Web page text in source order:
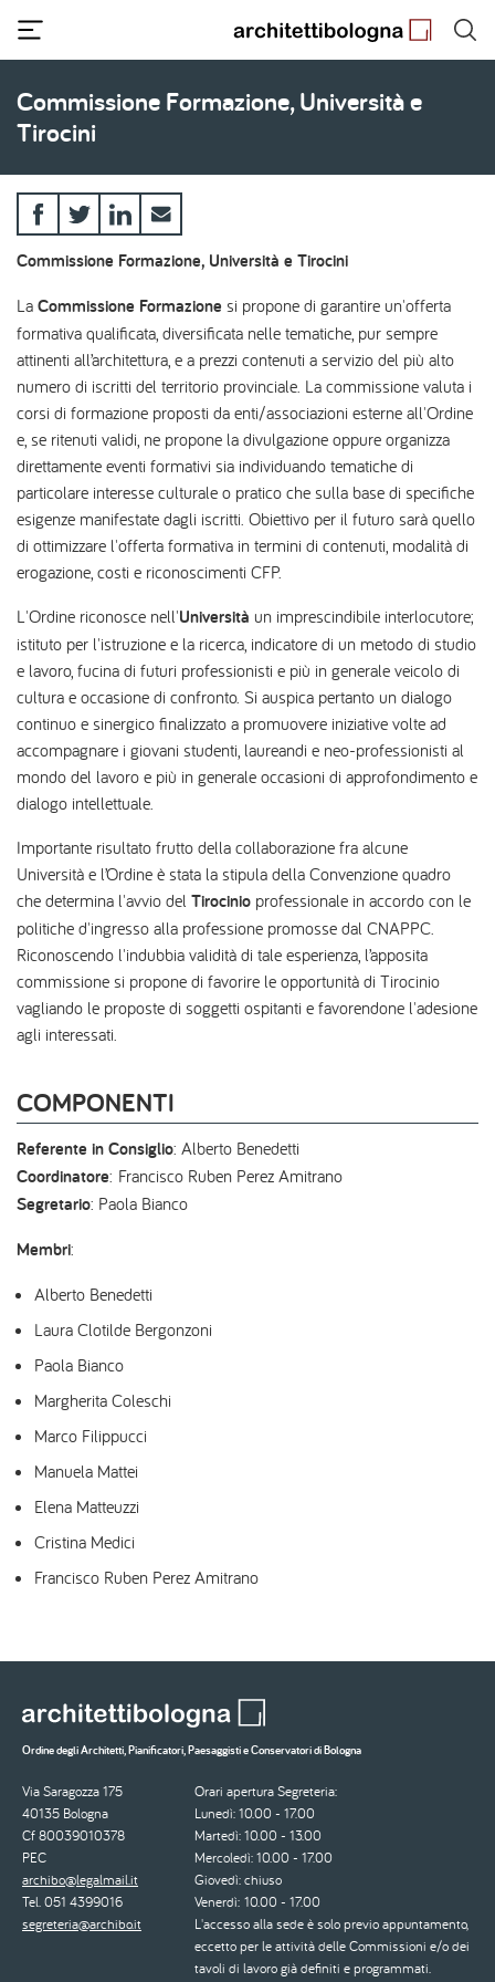
contenuto
principale
Commissione Formazione, Università e
Tirocini
Commissione Formazione, Università e Tirocini
La Commissione Formazione si propone di garantire un'offerta
formativa qualificata, diversificata nelle tematiche, pur sempre
attinenti all’architettura, e a prezzi contenuti a servizio del più alto
numero di iscritti del territorio provinciale. La commissione valuta i
corsi di formazione proposti da enti/associazioni esterne all'Ordine
e, se ritenuti validi, ne propone la divulgazione oppure organizza
direttamente eventi formativi sia individuando tematiche di
particolare interesse culturale o pratico che sulla base di specifiche
esigenze manifestate dagli iscritti. Obiettivo per il futuro sarà quello
di ottimizzare l'offerta formativa in termini di contenuti, modalità di
erogazione, costi e riconoscimenti CFP.
L'Ordine riconosce nell'Università un imprescindibile interlocutore;
istituto per l'istruzione e la ricerca, indicatore di un metodo di studio
e lavoro, fucina di futuri professionisti e più in generale veicolo di
cultura e occasione di confronto. Si auspica pertanto un dialogo
continuo e sinergico finalizzato a promuovere iniziative volte ad
accompagnare i giovani studenti, laureandi e neo-professionisti al
mondo del lavoro e più in generale occasioni di approfondimento e
dialogo intellettuale.
Importante risultato frutto della collaborazione fra alcune
Università e l’Ordine è stata la stipula della Convenzione quadro
che determina l'avvio del Tirocinio professionale in accordo con le
politiche d'ingresso alla professione promosse dal CNAPPC.
Riconoscendo l'indubbia validità di tale esperienza, l’apposita
commissione si propone di favorire le opportunità di Tirocinio
vagliando le proposte di soggetti ospitanti e favorendone l'adesione
agli interessati.
COMPONENTI
Referente in Consiglio: Alberto Benedetti
Coordinatore: Francisco Ruben Perez Amitrano
Segretario: Paola Bianco
Membri:
Alberto Benedetti
Laura Clotilde Bergonzoni
Paola Bianco
Margherita Coleschi
Marco Filippucci
Manuela Mattei
Elena Matteuzzi
Cristina Medici
Francisco Ruben Perez Amitrano
Ordine degli Architetti, Pianificatori, Paesaggisti e Conservatori di Bologna
Via Saragozza 175
40135 Bologna
Cf 80039010378
PEC
archibo@legalmail.it
Tel. 051 4399016
segreteria@archibo.it
Orari apertura Segreteria:
Lunedì: 10.00 - 17.00
Martedì: 10.00 - 13.00
Mercoledì: 10.00 - 17.00
Giovedì: chiuso
Venerdì: 10.00 - 17.00
L'accesso alla sede è solo previo appuntamento,
eccetto per le attività delle Commissioni e/o dei
tavoli di lavoro già definiti e programmati.